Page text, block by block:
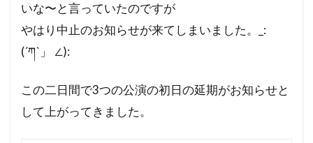
いな〜と言っていたのですが
やはり中止のお知らせが来てしまいました。_:
(´ཀ`」 ∠):
この二日間で3つの公演の初日の延期がお知らせと
して上がってきました。